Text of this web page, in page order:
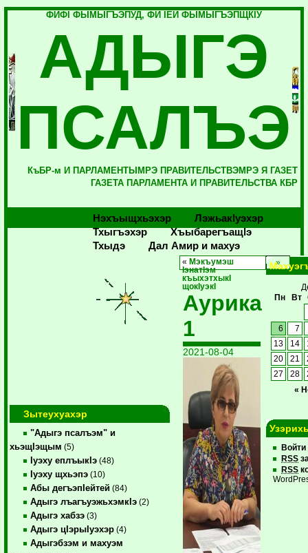
ФИФI ФЫМЫГЪЭПУД, ФИ IЕЙ ФЫМЫГЪЭПЩКIУ
АДЫГЭ
ПСАЛЪЭ
КъБР-м И ПАРЛАМЕНТЫМРЭ ПРАВИТЕЛЬСТВЭМРЭ Я ГАЗЕТ
ГАЗЕТА ПАРЛАМЕНТА И ПРАВИТЕЛЬСТВА КБР
Нэхъыщхьэхэр
Лэжьакlуэхэр
Тхыгъэхэр
Хъыбарегъащlэ
Тхыдэ
Дал Амир и махуэ
Зытеухуахэр
"Адыгэ псалъэм" и
хьэщIэщым (5)
Iуэху еплъыкIэ (48)
Iуэху щхьэпэ (10)
Абы дегъэпIейтей (84)
Адыгэ лъагъуэжьхэмкIэ (2)
Адыгэ хабзэ (3)
Адыгэ цIэрыIуэхэр (4)
Адыгэбзэм и махуэм
« Мэкъумэш
IэнатIэм
къыхэтхыкI
щокIуэкI
Аурика
1
2021-08-04
Пн
Вт
«
6
7
13
14
20
21
27
28
Войти
RSS
RSS